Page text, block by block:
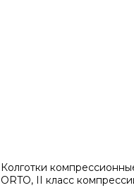
Колготки
ORTO, II класс